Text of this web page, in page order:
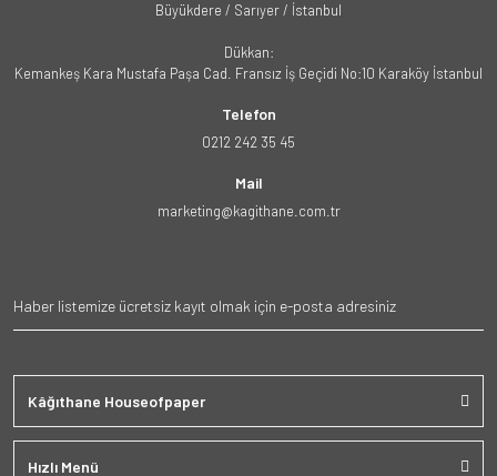
Büyükdere / Sarıyer / İstanbul
Dükkan:
Kemankeş Kara Mustafa Paşa Cad. Fransız İş Geçidi No:10 Karaköy İstanbul
Telefon
0212 242 35 45
Mail
marketing@kagithane.com.tr
Kâğıthane Houseofpaper
Hızlı Menü